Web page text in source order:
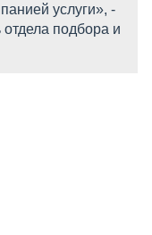
услуги», -
подбора и